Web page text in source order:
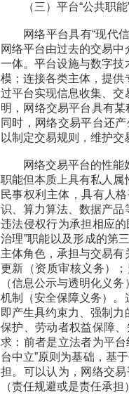
（三）平台“公共职
网络平台具有“现代
网络平台由过去的交易
一体。平台设施与数字
模；连接各类主体，提供
过平台实现信息收集、
明，网络交易平台具有某
同时，网络交易平台还
以制定交易规则，维护交
网络交易平台的性
职能但本质上具有私人
民事权利主体，具有人
识、算力算法、数据产
违法侵权行为承担相应
治理”职能以及形成的第
主体角色，承担与交易
更新（资质审核义务）
（信息公示与透明化义
机制（安全保障义务）。
即产生具约束力、强制
保护、劳动者权益保障、
求：前者是立法者为平
台中立”原则为基础，基
担。可以认为，网络交易
（责任规避或是责任承担